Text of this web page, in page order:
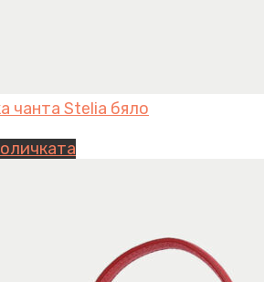
чанта Stelia бяло